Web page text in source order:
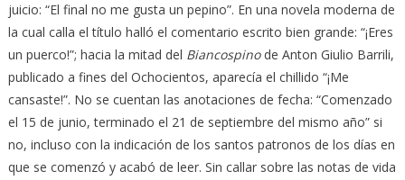
juicio: “El final no me gusta un pepino”. En una novela moderna de
la cual calla el título halló el comentario escrito bien grande: “¡Eres
un puerco!”; hacia la mitad del Biancospinode Anton Giulio Barrili,
publicado a fines del Ochocientos, aparecía el chillido “¡Me
cansaste!”. No se cuentan las anotaciones de fecha: “Comenzado
el 15 de junio, terminado el 21 de septiembre del mismo año” si
no, incluso con la indicación de los santos patronos de los días en
que se comenzó y acabó de leer. Sin callar sobre las notas de vida